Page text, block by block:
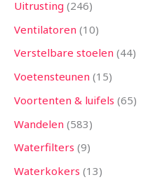
Uitrusting 246
Ventilatoren 10
Verstelbare stoelen 44
Voetensteunen 15
Voortenten & luifels 65
Wandelen 583
Waterfilters 9
Waterkokers 13